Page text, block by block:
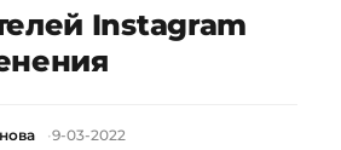
Instagram
9-03-2022